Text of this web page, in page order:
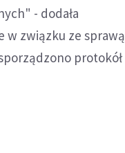
- dodała
w związku ze sprawą
protokół